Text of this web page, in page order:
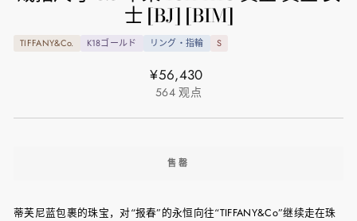
士 [BJ] [BIM]
TIFFANY&Co. K18ゴールド リング・指輪 S
正
常
格
¥56,430
564 观点
售罄
蒂芙尼蓝包裹的珠宝，对“报春”的永恒向往“TIFFANY&Co”继续走在珠